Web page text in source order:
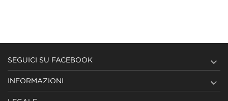
SEGUICI SU FACEBOOK 
INFORMAZIONI 